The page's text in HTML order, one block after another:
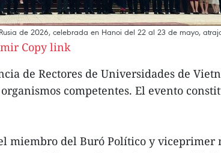
de 2026, celebrada en Hanoi del 22 al 23 de mayo,
Copy link
de Rectores de Universidades de
competentes. El evento
miembro del Buró Político y